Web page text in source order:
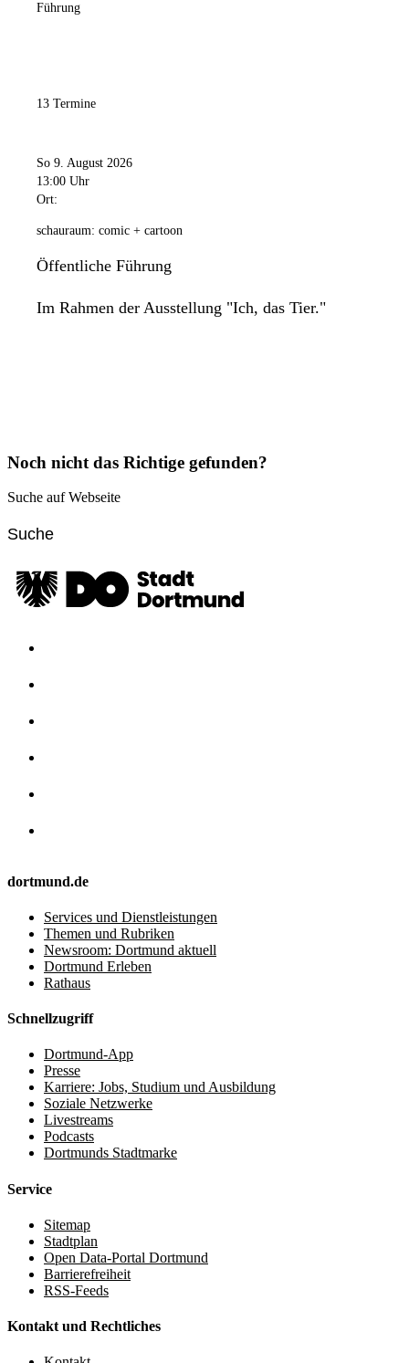
Führung
13 Termine
So 9. August 2026
13:00 Uhr
Ort:
schauraum: comic + cartoon
Öffentliche Führung
Im Rahmen der Ausstellung "Ich, das Tier."
Noch nicht das Richtige gefunden?
Suche auf Webseite
dortmund.de
Services und Dienstleistungen
Themen und Rubriken
Newsroom: Dortmund aktuell
Dortmund Erleben
Rathaus
Schnellzugriff
Dortmund-App
Presse
Karriere: Jobs, Studium und Ausbildung
Soziale Netzwerke
Livestreams
Podcasts
Dortmunds Stadtmarke
Service
Sitemap
Stadtplan
Open Data-Portal Dortmund
Barrierefreiheit
RSS-Feeds
Kontakt und Rechtliches